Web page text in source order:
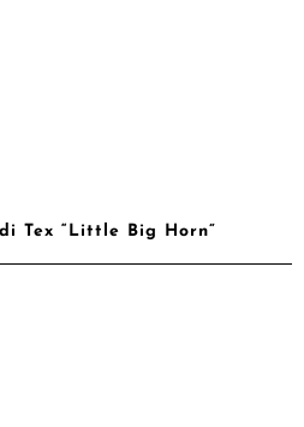
Tex “Little Big Horn”